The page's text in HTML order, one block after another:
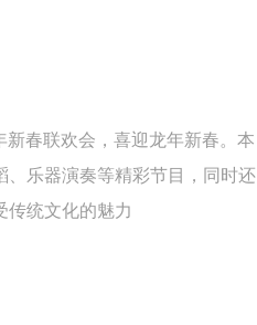
春联欢会，喜迎龙年新春。本
乐器演奏等精彩节目，同时还
统文化的魅力